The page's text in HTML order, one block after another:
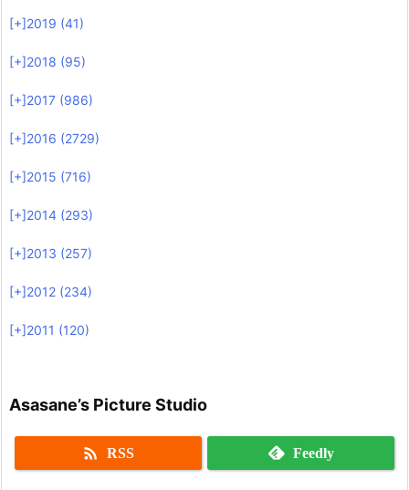
[+]2019 (41)
[+]2018 (95)
[+]2017 (986)
[+]2016 (2729)
[+]2015 (716)
[+]2014 (293)
[+]2013 (257)
[+]2012 (234)
[+]2011 (120)
Asasane’s Picture Studio
 RSS Feedly